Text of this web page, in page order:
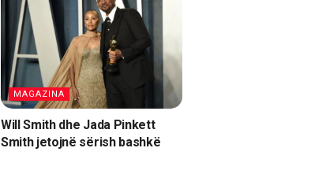
MAGAZINA
Will Smith dhe Jada Pinkett
Smith jetojnë sërish bashkë